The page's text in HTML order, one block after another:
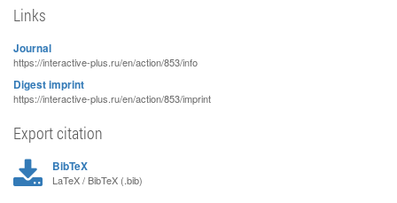
Links
Journal
https://interactive-plus.ru/en/action/853/info
Digest imprint
https://interactive-plus.ru/en/action/853/imprint
Export citation
BibTeX
LaTeX / BibTeX (.bib)